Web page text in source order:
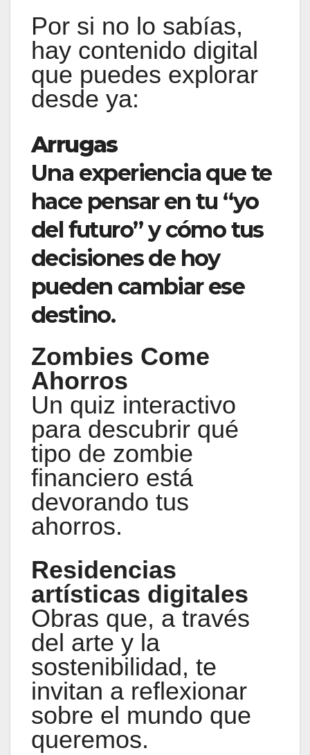
Por si no lo sabías,
hay contenido digital
que puedes explorar
desde ya:
Arrugas
Una experiencia que te
hace pensar en tu “yo
del futuro” y cómo tus
decisiones de hoy
pueden cambiar ese
destino.
Zombies Come
Ahorros
Un quiz interactivo
para descubrir qué
tipo de zombie
financiero está
devorando tus
ahorros.
Residencias
artísticas digitales
Obras que, a través
del arte y la
sostenibilidad, te
invitan a reflexionar
sobre el mundo que
queremos.